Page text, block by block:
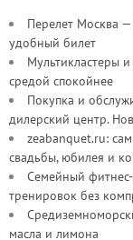
Перелет Москва —
удобный билет
Мультикластеры
средой спокойнее
Покупка и
дилерский центр.
zeabanquet.ru:
свадьбы, юбилея и
Семейный фитнес-
тренировок без
масла и лимона